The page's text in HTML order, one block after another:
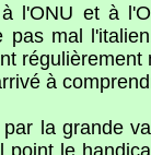
l'ONU et à
mal
à
la grande
le